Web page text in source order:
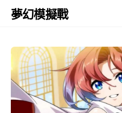
Skip
夢幻模擬戰